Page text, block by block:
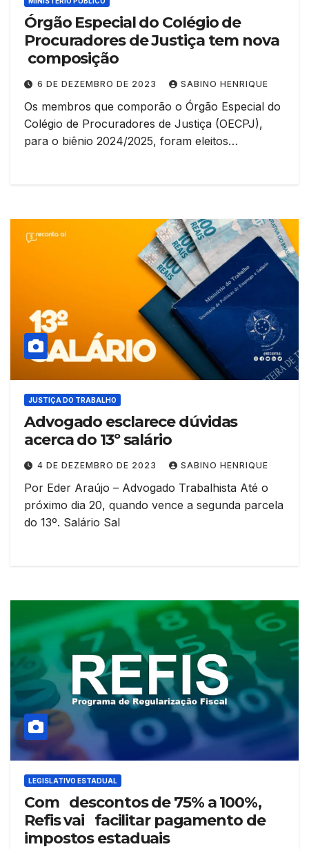
Órgão Especial do Colégio de
Procuradores de Justiça tem nova
composição
6 DE DEZEMBRO DE 2023 SABINO HENRIQUE
Os membros que comporão o Órgão Especial do
Colégio de Procuradores de Justiça (OECPJ),
para o biênio 2024/2025, foram eleitos…
JUSTIÇA DO TRABALHO
Advogado esclarece dúvidas
acerca do 13º salário
4 DE DEZEMBRO DE 2023 SABINO HENRIQUE
Por Eder Araújo – Advogado Trabalhista Até o
próximo dia 20, quando vence a segunda parcela
do 13º. Salário Sal
LEGISLATIVO ESTADUAL
Com descontos de 75% a 100%,
Refis vai facilitar pagamento de
impostos estaduais